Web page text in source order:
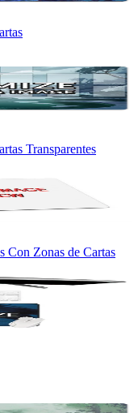
Transparentes
Con Zonas de Cartas